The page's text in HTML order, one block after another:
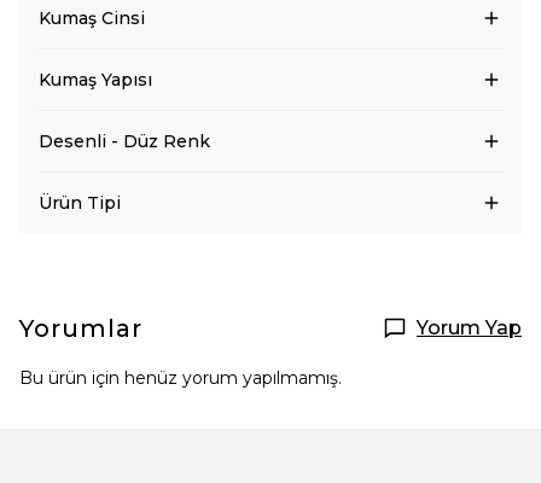
Kumaş Cinsi
Kumaş Yapısı
Desenli - Düz Renk
Ürün Tipi
Yorumlar Yorum Yap
Bu ürün için henüz yorum yapılmamış.